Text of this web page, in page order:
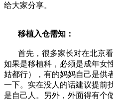
给大家分享。
移植入仓需知：
首先，很多家长对在北京看
如果是移植科，必须是成年女
姑都行），有的妈妈自己是供
一下。实在没人的话建议提前
是自己人。另外，外面得有个